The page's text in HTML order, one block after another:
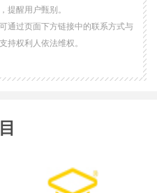
提醒用户甄别。
通过页面下方链接中的联系方式与
持权利人依法维权。